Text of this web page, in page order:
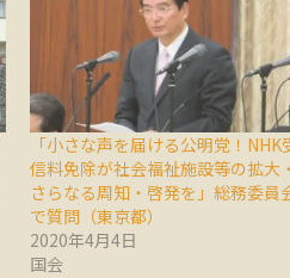
「小さな声を届ける公明党！NHK
信料免除が社会福祉施設等の拡大・
さらなる周知・啓発を」総務委員
で質問（東京都）
2020年4月4日
国会